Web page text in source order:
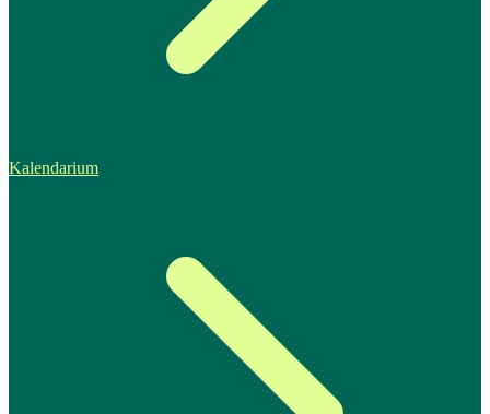
Kalendarium